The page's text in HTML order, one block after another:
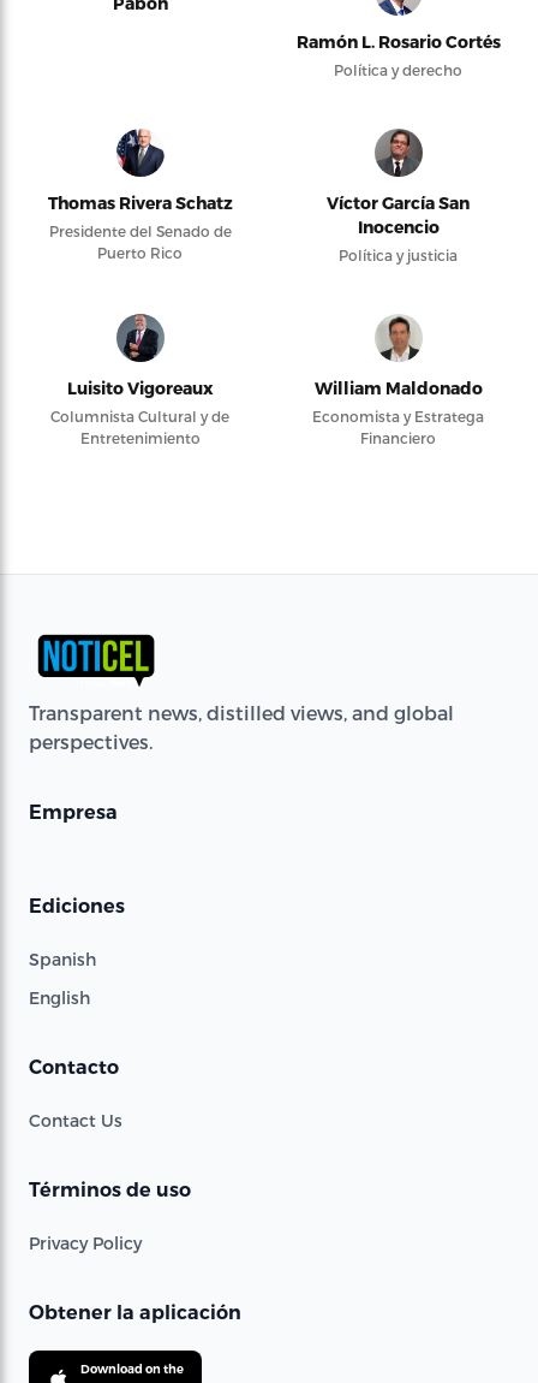
Ramón L. Rosario Cortés
Política y derecho
Thomas Rivera Schatz
Presidente del Senado de
Puerto Rico
Víctor García San
Inocencio
Política y justicia
Luisito Vigoreaux
Columnista Cultural y de
Entretenimiento
William Maldonado
Economista y Estratega
Financiero
Transparent news, distilled views, and global
perspectives.
Empresa
Ediciones
Spanish
English
Contacto
Contact Us
Términos de uso
Privacy Policy
Obtener la aplicación
Download on the